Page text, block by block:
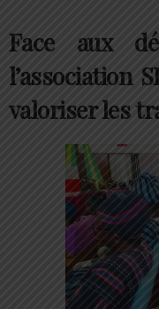
Face aux
l’association
valoriser les